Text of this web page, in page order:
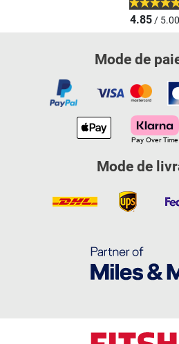
4.85/ 5.00
Mode de
Mode de